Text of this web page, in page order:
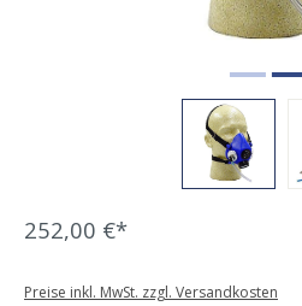
252,00 €*
Preise inkl. MwSt. zzgl. Versandkosten